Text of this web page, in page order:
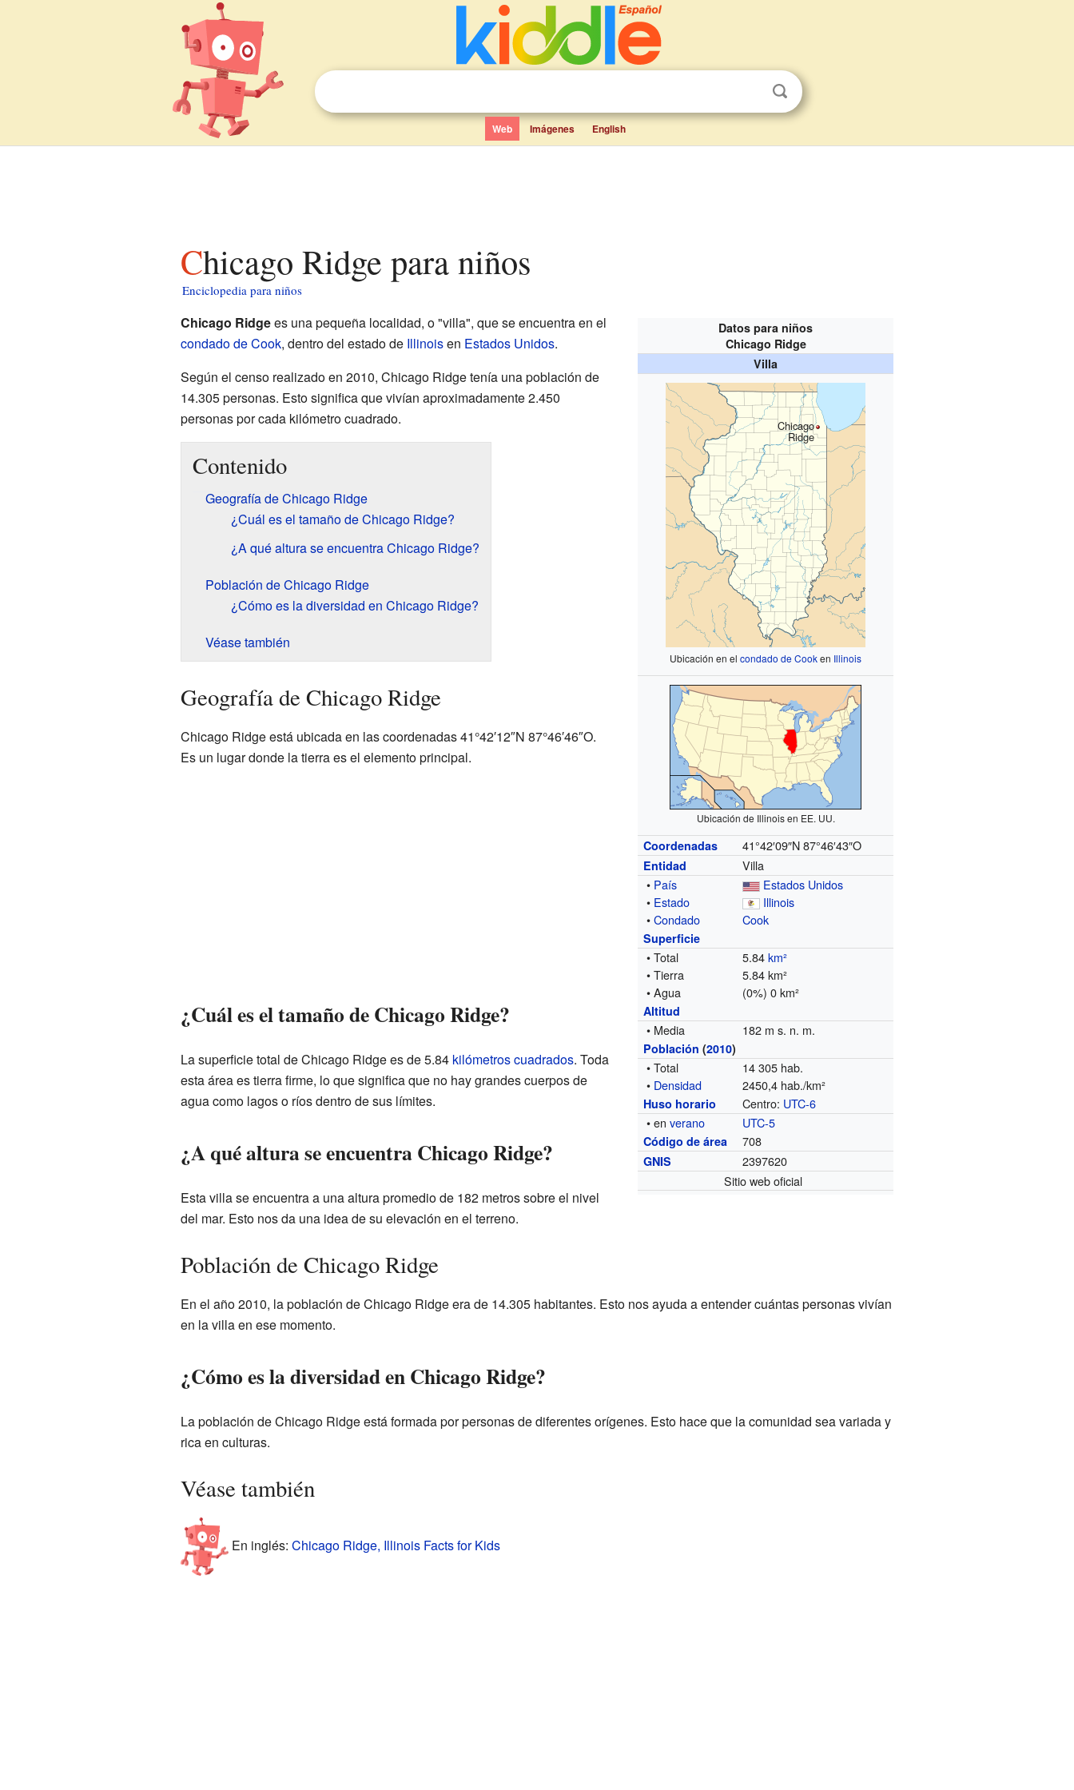
Web Imágenes English
Chicago Ridge para niños
Enciclopedia para niños
Datos para niños
Chicago Ridge
Villa
Chicago
Ridge
Ubicación en elcondado de Cooken Illinois
Ubicación de Illinois en EE. UU.
Coordenadas 41°42′09″N 87°46′43″O
Entidad
Villa
• País
Estados Unidos
• Estado
Illinois
•Condado Cook
Superficie
• Total 5.84km²
• Tierra
5.84 km²
• Agua
(0%) 0 km²
Altitud
• Media 182 m s. n. m.
Población (2010)
• Total
14 305 hab.
• Densidad 2450,4 hab./km²
Huso horario Centro: UTC-6
• enverano UTC-5
Código de área 708
GNIS
2397620
Sitio web oficial
Chicago Ridgees una pequeña localidad, o "villa", que se encuentra en el
condado de Cook, dentro del estado de Illinoisen Estados Unidos.
Según el censo realizado en 2010, Chicago Ridge tenía una población de
14.305 personas. Esto significa que vivían aproximadamente 2.450
personas por cada kilómetro cuadrado.
Contenido
Geografía de Chicago Ridge
¿Cuál es el tamaño de Chicago Ridge?
¿A qué altura se encuentra Chicago Ridge?
Población de Chicago Ridge
¿Cómo es la diversidad en Chicago Ridge?
Véase también
Geografía de Chicago Ridge
Chicago Ridge está ubicada en las coordenadas 41°42′12″N 87°46′46″O.
Es un lugar donde la tierra es el elemento principal.
¿Cuál es el tamaño de Chicago Ridge?
La superficie total de Chicago Ridge es de 5.84 kilómetros cuadrados. Toda
esta área es tierra firme, lo que significa que no hay grandes cuerpos de
agua como lagos o ríos dentro de sus límites.
¿A qué altura se encuentra Chicago Ridge?
Esta villa se encuentra a una altura promedio de 182 metros sobre el nivel
del mar. Esto nos da una idea de su elevación en el terreno.
Población de Chicago Ridge
En el año 2010, la población de Chicago Ridge era de 14.305 habitantes. Esto nos ayuda a entender cuántas personas vivían
en la villa en ese momento.
¿Cómo es la diversidad en Chicago Ridge?
La población de Chicago Ridge está formada por personas de diferentes orígenes. Esto hace que la comunidad sea variada y
rica en culturas.
Véase también
En inglés: Chicago Ridge, Illinois Facts for Kids